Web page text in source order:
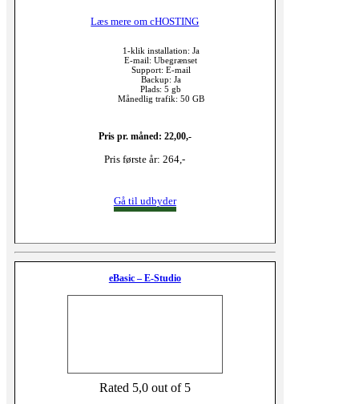
Læs mere om cHOSTING
1-klik installation: Ja
E-mail: Ubegrænset
Support: E-mail
Backup: Ja
Plads: 5 gb
Månedlig trafik: 50 GB
Pris pr. måned: 22,00,-
Pris første år: 264,-
Gå til udbyder
eBasic – E-Studio
Rated 5,0 out of 5